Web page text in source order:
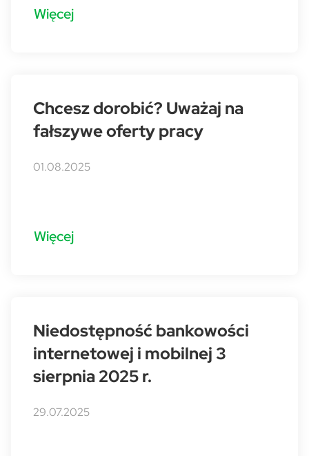
Więcej
Chcesz dorobić? Uważaj na
fałszywe oferty pracy
01.08.2025
Więcej
Niedostępność bankowości
internetowej i mobilnej 3
sierpnia 2025 r.
29.07.2025